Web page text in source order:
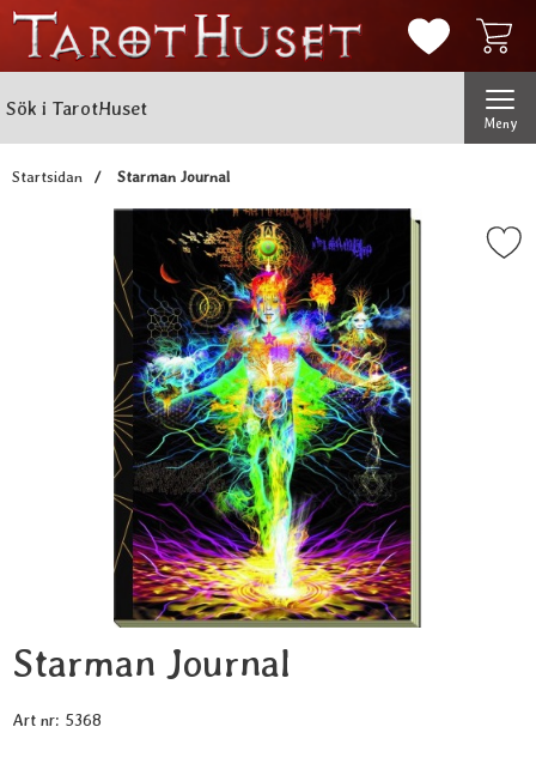
Mina
Meny
Startsidan Starman Journal
Markera starman
Starman Journal
Art nr: 5368